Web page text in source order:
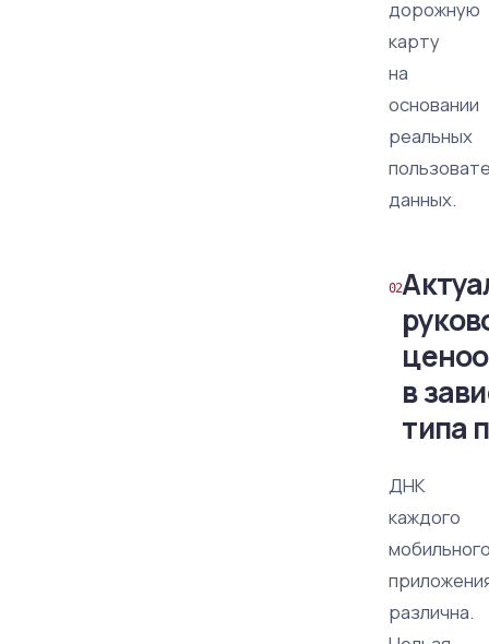
дорожную
карту
на
основании
реальных
данных.
в
типа
ДНК
каждого
различна.